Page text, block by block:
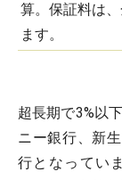
算。保証料は
ます。
超長期で3%以
ニー銀行、新
行となってい